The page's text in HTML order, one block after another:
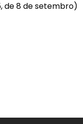
de 8 de setembro)